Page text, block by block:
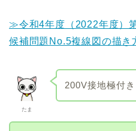
≫令和4年度（2022年度）
候補問題No.5複線図の描き
たま
200V接地極付